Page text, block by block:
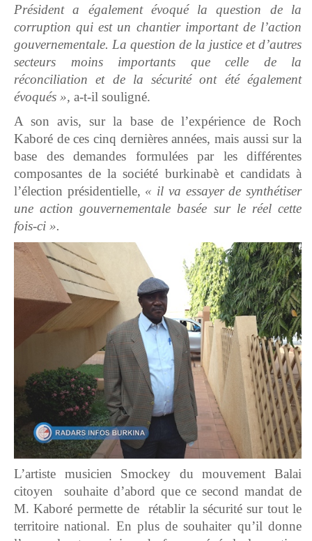
Président a également évoqué la question de la
corruption qui est un chantier important de l’action
gouvernementale. La question de la justice et d’autres
secteurs moins importants que celle de la
réconciliation et de la sécurité ont été également
évoqués », a-t-il souligné.
A son avis, sur la base de l’expérience de Roch
Kaboré de ces cinq dernières années, mais aussi sur la
base des demandes formulées par les différentes
composantes de la société burkinabè et candidats à
l’élection présidentielle, « il va essayer de synthétiser
une action gouvernementale basée sur le réel cette
fois-ci ».
L’artiste musicien Smockey du mouvement Balai
citoyen souhaite d’abord que ce second mandat de
M. Kaboré permette de rétablir la sécurité sur tout le
territoire national. En plus de souhaiter qu’il donne